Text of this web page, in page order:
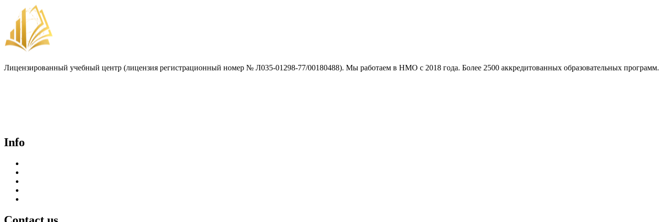
Лицензированный учебный центр (лицензия регистрационный номер № Л035-01298-77/00180488). Мы работаем в НМО с 2018 года. Более 2500 аккредитованных образовательных программ.
Info